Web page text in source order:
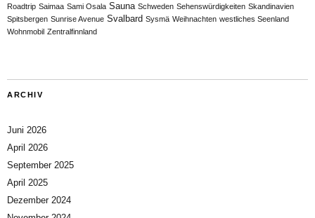
Roadtrip Saimaa Sami Osala Sauna Schweden Sehenswürdigkeiten Skandinavien
Spitsbergen Sunrise Avenue Svalbard Sysmä Weihnachten westliches Seenland
Wohnmobil Zentralfinnland
ARCHIV
Juni 2026
April 2026
September 2025
April 2025
Dezember 2024